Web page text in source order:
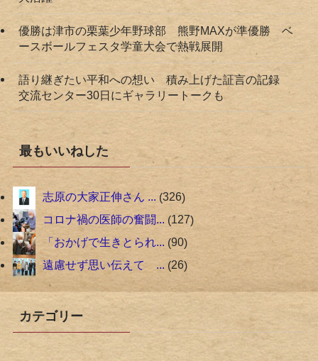
優勝は津市の栗葉少年野球部 熊野MAXが準優勝 ベ
ースボールフェスタ学童大会で熱戦展開
語り継ぎたい平和への想い 積み上げた証言の記録
交流センター30日にギャラリートークも
最もいいねした
志原の大家正伸さん ... 326
コロナ禍の医師の奮闘... 127
「おかげで生きとられ... 90
遠慮せず思い伝えて ... 26
カテゴリー